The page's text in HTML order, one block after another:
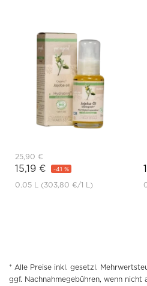
25,90 €
15,19 € -41 %
0.05 L (303,80 €/1 L)
* Alle Preise inkl. gesetzl.
ggf. Nachnahmegebühren, wenn nicht